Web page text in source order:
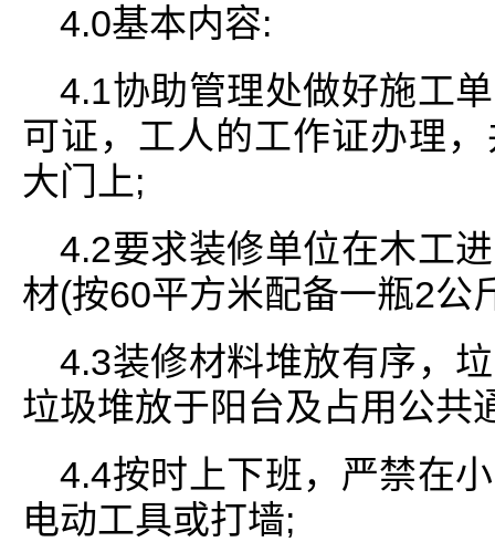
4.0基本内容:
4.1协助管理处做好施工
可证，工人的工作证办理
大门上;
4.2要求装修单位在木工
材(按60平方米配备一瓶2公
4.3装修材料堆放有序，
垃圾堆放于阳台及占用公共
4.4按时上下班，严禁在
电动工具或打墙;